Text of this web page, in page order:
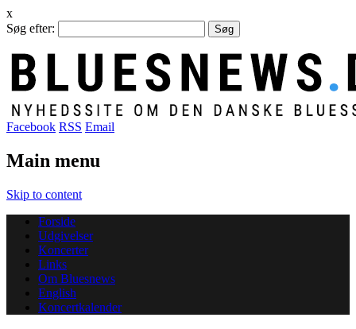
x
Søg efter:
Facebook RSS Email
Main menu
Skip to content
Forside
Udgivelser
Koncerter
Links
Om Bluesnews
English
Koncertkalender